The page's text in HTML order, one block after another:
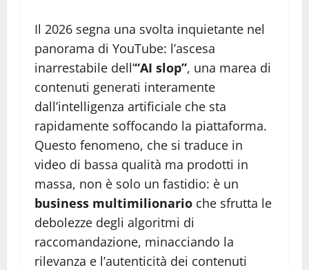
Il 2026 segna una svolta inquietante nel
panorama di YouTube: l’ascesa
inarrestabile dell’“AI slop”, una marea di
contenuti generati interamente
dall’intelligenza artificiale che sta
rapidamente soffocando la piattaforma.
Questo fenomeno, che si traduce in
video di bassa qualità ma prodotti in
massa, non è solo un fastidio: è un
business multimilionario che sfrutta le
debolezze degli algoritmi di
raccomandazione, minacciando la
rilevanza e l’autenticità dei contenuti